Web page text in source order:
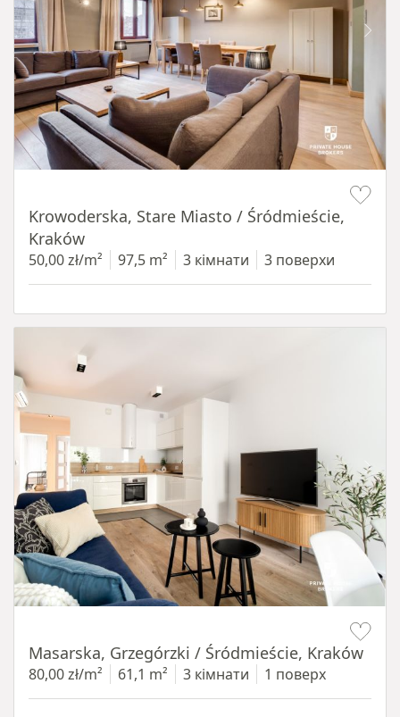
Krowoderska, Stare Miasto / Śródmieście,
Kraków
50,00 zł/m² 97,5 m² 3 кімнати 3 поверхи
Masarska, Grzegórzki / Śródmieście, Kraków
80,00 zł/m² 61,1 m² 3 кімнати 1 поверх